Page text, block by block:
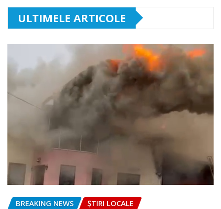
ULTIMELE ARTICOLE
BREAKING NEWS ȘTIRI LOCALE